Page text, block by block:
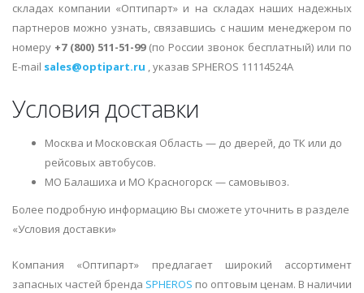
складах компании «Оптипарт» и на складах наших надежных
партнеров можно узнать, связавшись с нашим менеджером по
номеру +7 (800) 511-51-99(по России звонок бесплатный) или по
E-mail sales@optipart.ru , указав SPHEROS 11114524A
Условия доставки
Москва и Московская Область — до дверей, до ТК или до
рейсовых автобусов.
МО Балашиха и МО Красногорск — самовывоз.
Более подробную информацию Вы сможете уточнить в разделе
«Условия доставки»
Компания «Оптипарт» предлагает широкий ассортимент
запасных частей бренда SPHEROS по оптовым ценам. В наличии